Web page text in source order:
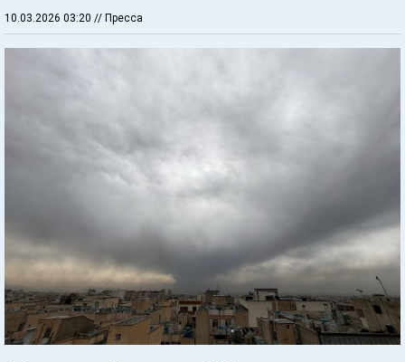
10.03.2026 03:20 // Пресса